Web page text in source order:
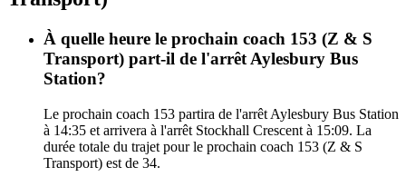
À quelle heure le prochain coach 153 (Z & S
Transport) part-il de l'arrêt Aylesbury Bus
Station?
Le prochain coach 153 partira de l'arrêt Aylesbury Bus Station
à 14:35 et arrivera à l'arrêt Stockhall Crescent à 15:09. La
durée totale du trajet pour le prochain coach 153 (Z & S
Transport) est de 34.